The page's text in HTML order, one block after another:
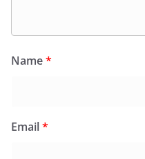
Name*
Email*